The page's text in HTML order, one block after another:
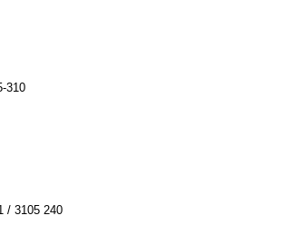
310
/ 3105 240